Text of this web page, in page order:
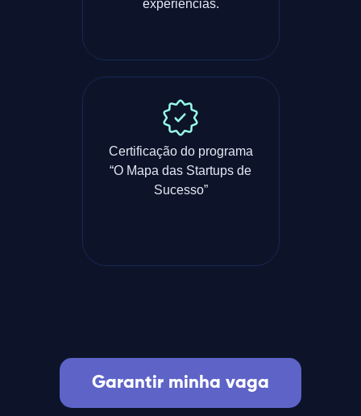
experiências.
Certificação do programa
“O Mapa das Startups de
Sucesso”
Garantir minha vaga